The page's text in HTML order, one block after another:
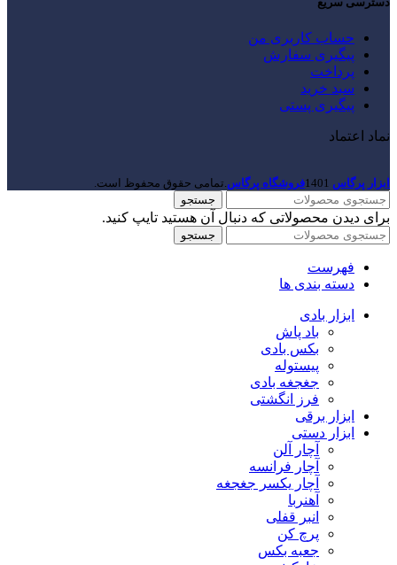
حساب کاربری من
پیگیری سفارش
پرداخت
سبد خرید
پیگیری پستی
نماد اعتماد
ابزار پرگاس 1401فروشگاه پرگاس.تمامی حقوق محفوظ است.
جستجو
برای دیدن محصولاتی که دنبال آن هستید تایپ کنید.
جستجو
فهرست
دسته بندی ها
ابزار بادی
باد پاش
بکس بادی
پیستوله
جغجغه بادی
فرز انگشتی
ابزار برقی
ابزار دستی
آچار آلن
آچار فرانسه
آچار یکسر جغجغه
آهنربا
انبر قفلی
پرچ کن
جعبه بکس